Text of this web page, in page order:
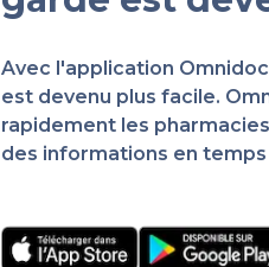
Avec l'application
est devenu plus facile.
rapidement les
des informations en temps